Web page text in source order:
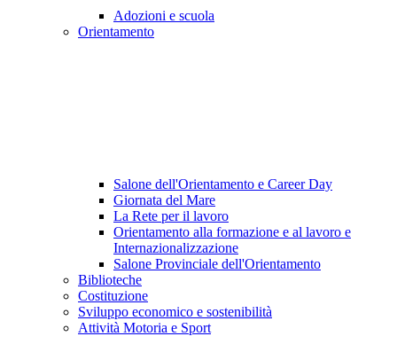
Adozioni e scuola
Orientamento
Salone dell'Orientamento e Career Day
Giornata del Mare
La Rete per il lavoro
Orientamento alla formazione e al lavoro e
Internazionalizzazione
Salone Provinciale dell'Orientamento
Biblioteche
Costituzione
Sviluppo economico e sostenibilità
Attività Motoria e Sport